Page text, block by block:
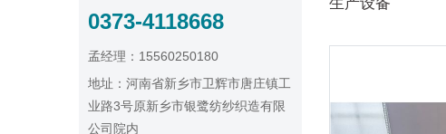
0373-4118668
孟经理：15560250180
地址：河南省新乡市卫辉市唐庄镇工
业路3号原新乡市银鹭纺纱织造有限
公司院内